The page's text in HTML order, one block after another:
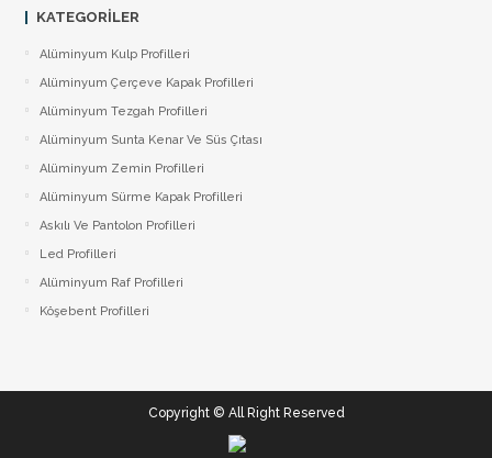
KATEGORILER
Alüminyum Kulp Profilleri
Alüminyum Çerçeve Kаpаk Profilleri
Alüminyum Tezgah Profilleri
Alüminyum Sunta Kenar Ve Süs Çıtası
Alüminyum Zemin Profilleri
Alüminyum Sürme Kapak Profilleri
Askılı Ve Pantolon Profilleri
Led Profilleri
Alüminyum Raf Profilleri
Köşebent Profilleri
Copyright © All Right Reserved